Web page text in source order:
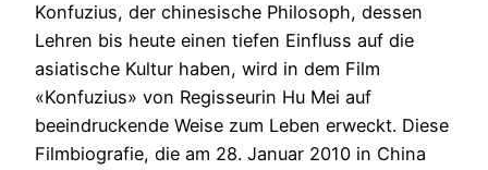
Konfuzius, der chinesische Philosoph, dessen
Lehren bis heute einen tiefen Einfluss auf die
asiatische Kultur haben, wird in dem Film
«Konfuzius» von Regisseurin Hu Mei auf
beeindruckende Weise zum Leben erweckt. Diese
Filmbiografie, die am 28. Januar 2010 in China